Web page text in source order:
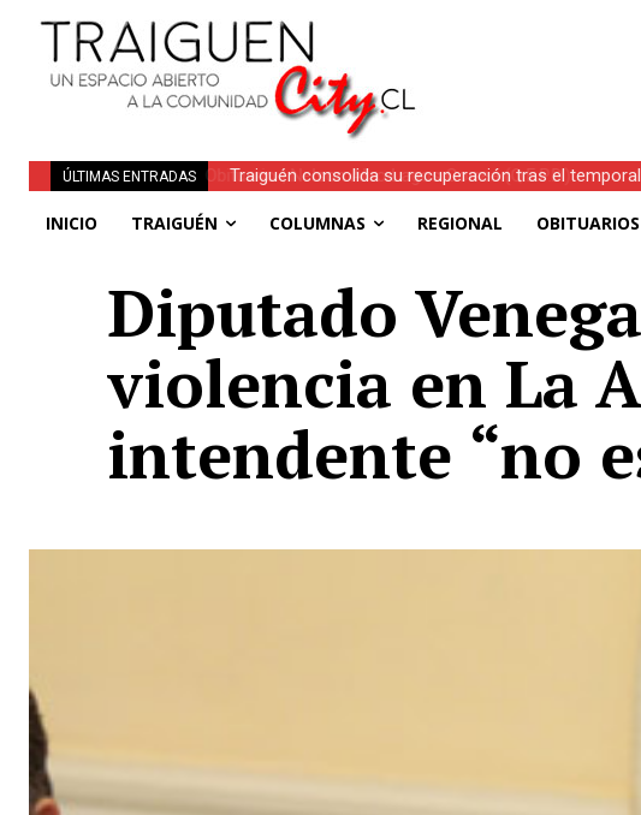
ÚLTIMAS ENTRADAS
Traiguén consolida su recuperación tras el
INICIO TRAIGUÉN COLUMNAS REGIONAL OBITUARIOS
Diputado
violencia en La
intendente “no